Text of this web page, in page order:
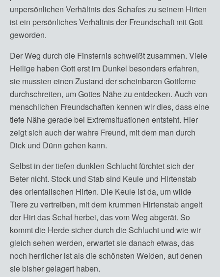
unpersönlichen Verhältnis des Schafes zu seinem Hirten
ist ein persönliches Verhältnis der Freundschaft mit Gott
geworden.
Der Weg durch die Finsternis schweißt zusammen. Viele
Heilige haben Gott erst im Dunkel besonders erfahren,
sie mussten einen Zustand der scheinbaren Gottferne
durchschreiten, um Gottes Nähe zu entdecken. Auch von
menschlichen Freundschaften kennen wir dies, dass eine
tiefe Nähe gerade bei Extremsituationen entsteht. Hier
zeigt sich auch der wahre Freund, mit dem man durch
Dick und Dünn gehen kann.
Selbst in der tiefen dunklen Schlucht fürchtet sich der
Beter nicht. Stock und Stab sind Keule und Hirtenstab
des orientalischen Hirten. Die Keule ist da, um wilde
Tiere zu vertreiben, mit dem krummen Hirtenstab angelt
der Hirt das Schaf herbei, das vom Weg abgerät. So
kommt die Herde sicher durch die Schlucht und wie wir
gleich sehen werden, erwartet sie danach etwas, das
noch herrlicher ist als die schönsten Weiden, auf denen
sie bisher gelagert haben.